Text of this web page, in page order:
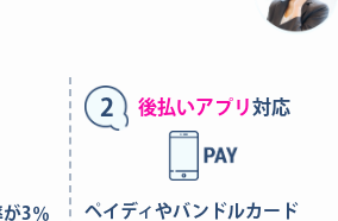
が3％
2 後払いアプリ対応
ペイディやバンドルカード